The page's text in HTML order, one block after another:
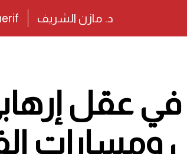
د. مازن الشريف
ومسارات